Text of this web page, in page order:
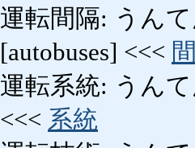
運転間隔: うんて
[autobuses] <<<
運転系統: うんて
<<< 系統